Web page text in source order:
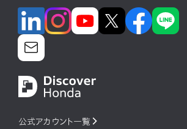
公式アカウント一覧